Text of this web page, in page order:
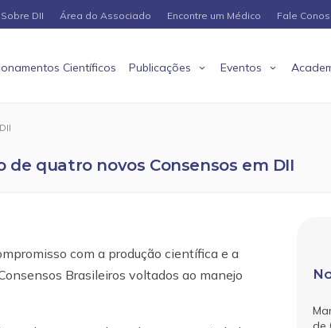
Sobre DII Área do Associado Encontre um Médico Fale
Científicos Publicações Eventos
de quatro novos Consensos em DII
com a produção científica e a
Brasileiros voltados ao manejo